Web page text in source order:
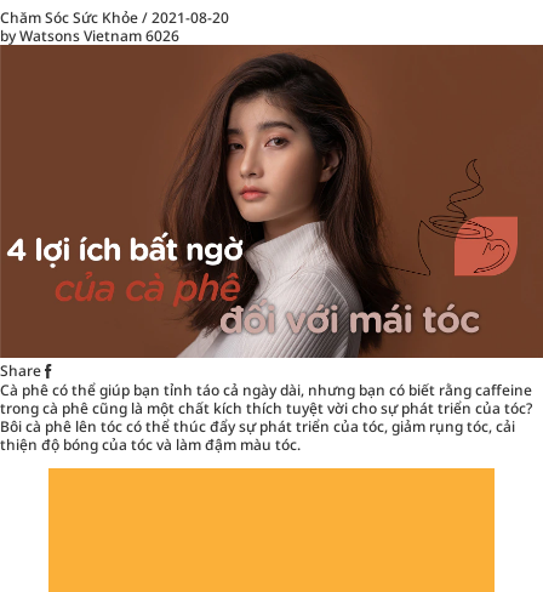
Chăm Sóc Sức Khỏe/2021-08-20
by Watsons Vietnam6026
Share
Cà phê có thể giúp bạn tỉnh táo cả ngày dài, nhưng bạn có biết rằng caffeine
trong cà phê cũng là một chất kích thích tuyệt vời cho sự phát triển của tóc?
Bôi cà phê lên tóc có thể thúc đẩy sự phát triển của tóc, giảm rụng tóc, cải
thiện độ bóng của tóc và làm đậm màu tóc.